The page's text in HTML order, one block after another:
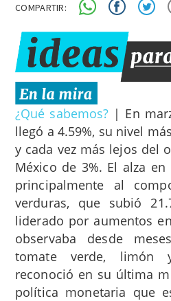
COMPARTIR:
¿Qué sabemos? | En
llegó a 4.59%, su nivel
y cada vez más lejos del
México de 3%. El alza
principalmente al
verduras, que subió
liderado por aumentos
observaba desde
tomate verde, limón
reconoció en su última
política monetaria que